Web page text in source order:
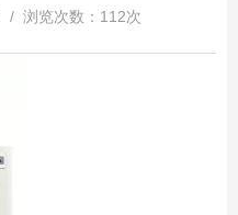
/ 浏览次数：112次